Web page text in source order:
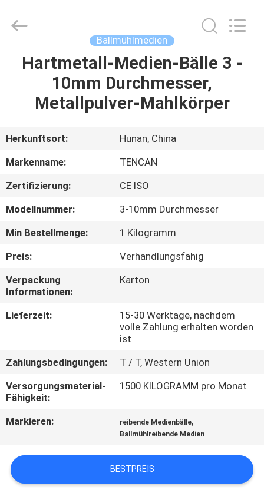
HAUS
PRODUKTE
ÜBER
UNS
FABRIK-
AUSFLUG
QUALITÄTSKONTROLLE
TRETEN
SIE
IN
VERBINDUNG
NACHRICHTEN
BLOG
Reserved.
Ballmühlmedien
Hartmetall-Medien-Bälle 3 -
10mm Durchmesser,
Metallpulver-Mahlkörper
Herkunftsort:
Hunan, China
Markenname:
TENCAN
Zertifizierung:
CE ISO
Modellnummer:
3-10mm Durchmesser
Min Bestellmenge:
1 Kilogramm
Preis:
Verhandlungsfähig
Verpackung
Informationen:
Karton
Lieferzeit:
15-30 Werktage, nachdem
volle Zahlung erhalten worden
ist
Zahlungsbedingungen:
T / T, Western Union
Versorgungsmaterial-
Fähigkeit:
1500 KILOGRAMM pro Monat
Markieren: reibende Medienbälle,
Ballmühlreibende Medien
BESTPREIS